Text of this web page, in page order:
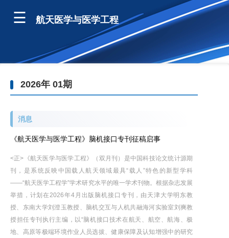
航天医学与医学工程
2026年 01期
消息
《航天医学与医学工程》脑机接口专刊征稿启事
<正>《航天医学与医学工程》（双月刊）是中国科技论文统计源期
刊，是系统反映中国载人航天领域最具“载人”特色的新型学科
——“航天医学工程学”学术研究水平的唯一学术刊物。根据杂志发展
举措，计划在2026年4月出版脑机接口专刊，由天津大学明东教
授、东南大学刘澄玉教授、脑机交互与人机共融海河实验室刘爽教
授担任专刊执行主编，以“脑机接口技术在航天、航空、航海、极
地、高原等极端环境作业人员选拔、健康保障及认知增强中的研究